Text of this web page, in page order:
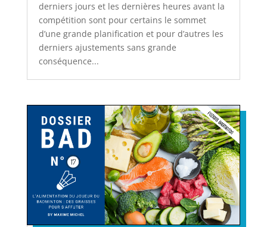
derniers jours et les dernières heures avant la
compétition sont pour certains le sommet
d’une grande planification et pour d’autres les
derniers ajustements sans grande
conséquence...